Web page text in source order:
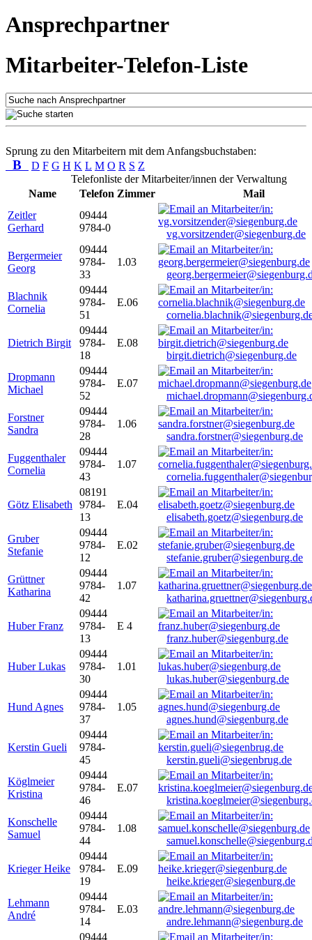
Ansprechpartner
Mitarbeiter-Telefon-Liste
Sprung zu den Mitarbeitern mit dem Anfangsbuchstaben:
B D F G H K L M O R S Z
Telefonliste der Mitarbeiter/innen der Verwaltung
Name
Telefon Zimmer
Mail
Zeitler
Gerhard
09444
9784-0
vg.vorsitzender@siegenburg.de
Bergermeier
Georg
09444
9784-
33
1.03
Blachnik
Cornelia
09444
9784-
51
E.06
Dietrich Birgit
09444
9784-
18
E.08
birgit.dietrich@siegenburg.de
Dropmann
Michael
09444
9784-
52
E.07
Forstner
Sandra
09444
9784-
28
1.06
sandra.forstner@siegenburg.de
Fuggenthaler
Cornelia
09444
9784-
43
1.07
Götz Elisabeth
08191
9784-
13
E.04
elisabeth.goetz@siegenburg.de
Gruber
Stefanie
09444
9784-
12
E.02
stefanie.gruber@siegenburg.de
Grüttner
Katharina
09444
9784-
42
1.07
Huber Franz
09444
9784-
13
E 4
franz.huber@siegenburg.de
Huber Lukas
09444
9784-
30
1.01
lukas.huber@siegenburg.de
Hund Agnes
09444
9784-
37
1.05
agnes.hund@siegenburg.de
Kerstin Gueli
09444
9784-
45
kerstin.gueli@siegenbrug.de
Köglmeier
Kristina
09444
9784-
46
E.07
Konschelle
Samuel
09444
9784-
44
1.08
Krieger Heike
09444
9784-
19
E.09
heike.krieger@siegenburg.de
Lehmann
André
09444
9784-
14
E.03
andre.lehmann@siegenburg.de
09444